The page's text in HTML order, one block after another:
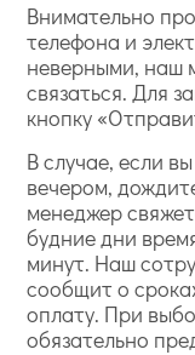
Внимательно
телефона и
неверными, наш
связаться. Для
кнопку
В случае, если
вечером,
менеджер
будние дни
минут. Наш
сообщит о
оплату. При
обязательно